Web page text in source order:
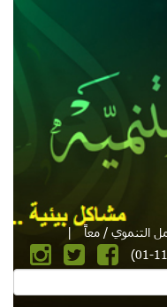
التنموي / معاً
|